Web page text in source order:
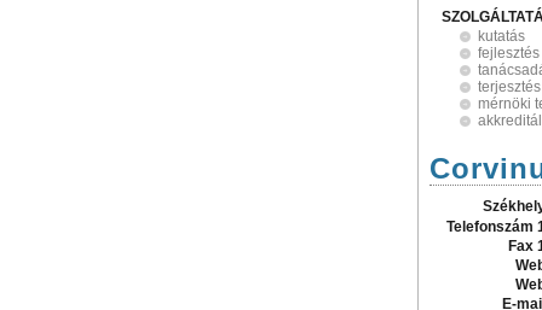
kutatás
fejlesztés
terjesztés
mérnöki
Telefonszám
Fax
E-